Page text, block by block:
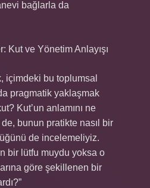
bağlarla da
Kut ve Yönetim Anlayışı
içimdeki bu toplumsal
pragmatik yaklaşmak
Kut’un anlamını ne
bunun pratikte nasıl bir
de incelemeliyiz.
bir lütfu muydu yoksa o
göre şekillenen bir